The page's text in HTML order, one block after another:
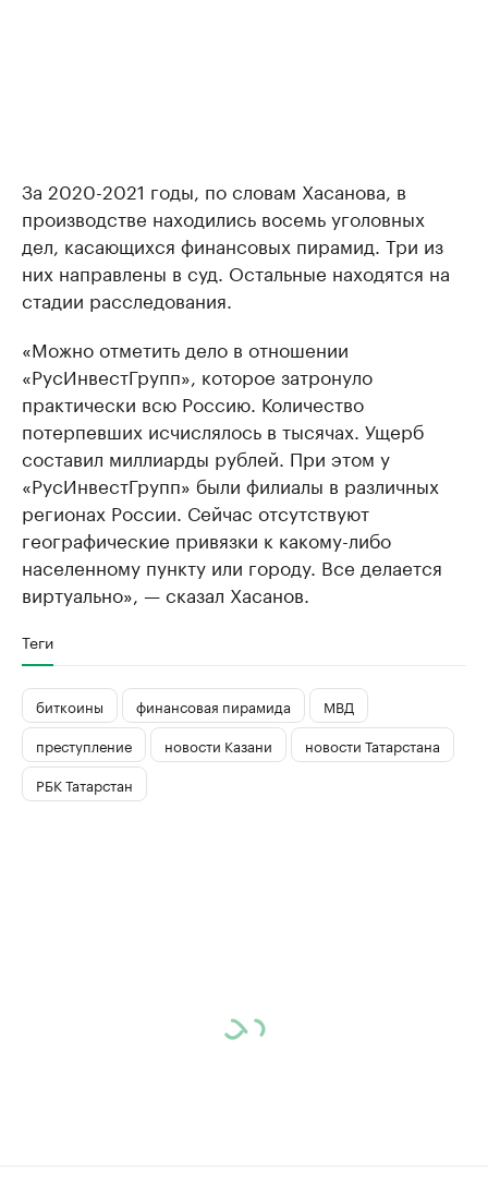
За 2020-2021 годы, по словам Хасанова, в
производстве находились восемь уголовных
дел, касающихся финансовых пирамид. Три из
них направлены в суд. Остальные находятся на
стадии расследования.
«Можно отметить дело в отношении
«РусИнвестГрупп», которое затронуло
практически всю Россию. Количество
потерпевших исчислялось в тысячах. Ущерб
составил миллиарды рублей. При этом у
«РусИнвестГрупп» были филиалы в различных
регионах России. Сейчас отсутствуют
географические привязки к какому-либо
населенному пункту или городу. Все делается
виртуально», — сказал Хасанов.
Теги
биткоины финансовая пирамида
МВД
преступление
новости Казани
новости Татарстана
РБК Татарстан